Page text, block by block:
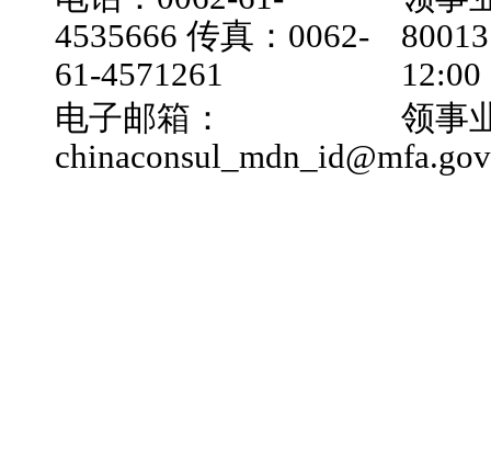
4535666 传真：0062-
61-4571261
电子邮箱：
领事